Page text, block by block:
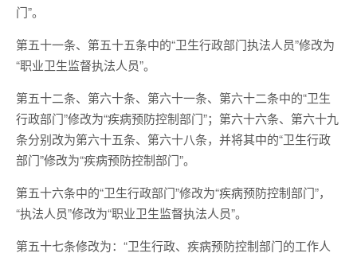
门”。
第五十一条、第五十五条中的“卫生行政部门执法人员”修改为
“职业卫生监督执法人员”。
第五十二条、第六十条、第六十一条、第六十二条中的“卫生
行政部门”修改为“疾病预防控制部门”；第六十六条、第六十九
条分别改为第六十五条、第六十八条，并将其中的“卫生行政
部门”修改为“疾病预防控制部门”。
第五十六条中的“卫生行政部门”修改为“疾病预防控制部门”，
“执法人员”修改为“职业卫生监督执法人员”。
第五十七条修改为：“卫生行政、疾病预防控制部门的工作人